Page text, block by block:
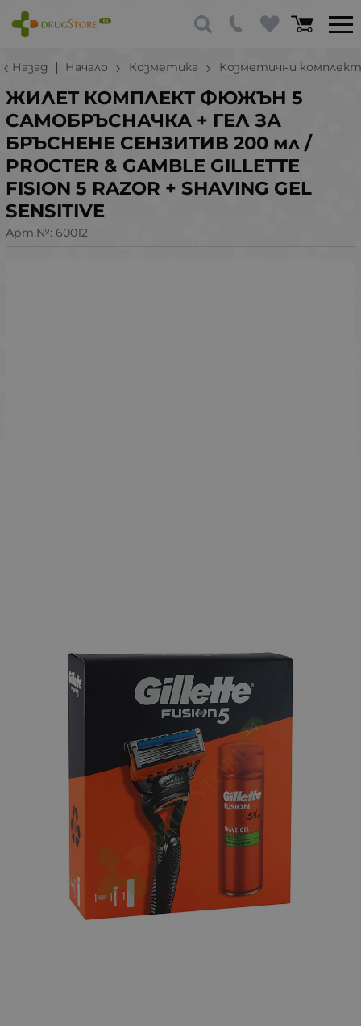
Назад Начало Козметика Козметични
ЖИЛЕТ КОМПЛЕКТ ФЮЖЪН 5
САМОБРЪСНАЧКА + ГЕЛ ЗА
БРЪСНЕНЕ СЕНЗИТИВ 200 мл /
PROCTER & GAMBLE GILLETTE
FISION 5 RAZOR + SHAVING GEL
SENSITIVE
Арт.№: 60012